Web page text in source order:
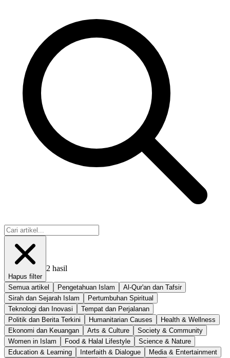
Hapus filter
2 hasil
Semua artikel Pengetahuan Islam
Al-Qur'an dan Tafsir
Sirah dan Sejarah Islam
Pertumbuhan Spiritual
Teknologi dan Inovasi
Tempat dan Perjalanan
Politik dan Berita Terkini
Humanitarian Causes
Health & Wellness
Ekonomi dan Keuangan
Arts & Culture
Society & Community
Women in Islam
Food & Halal Lifestyle
Science & Nature
Education & Learning
Interfaith & Dialogue
Media & Entertainment